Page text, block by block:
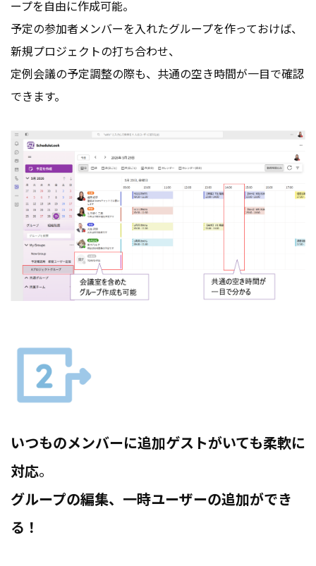
ープを自由に作成可能。
予定の参加者メンバーを入れたグループを作っておけば、
新規プロジェクトの打ち合わせ、
定例会議の予定調整の際も、共通の空き時間が一目で確認
できます。
いつものメンバーに追加ゲストがいても柔軟に
対応。
グループの編集、一時ユーザーの追加ができ
る！